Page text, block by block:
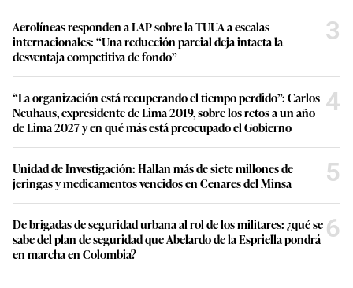
Aerolíneas responden a LAP sobre la TUUA a escalas
internacionales: “Una reducción parcial deja intacta la
desventaja competitiva de fondo”
3
“La organización está recuperando el tiempo perdido”: Carlos
Neuhaus, expresidente de Lima 2019, sobre los retos a un año
de Lima 2027 y en qué más está preocupado el Gobierno
4
Unidad de Investigación: Hallan más de siete millones de
jeringas y medicamentos vencidos en Cenares del Minsa
5
De brigadas de seguridad urbana al rol de los militares: ¿qué se
sabe del plan de seguridad que Abelardo de la Espriella pondrá
en marcha en Colombia?
6